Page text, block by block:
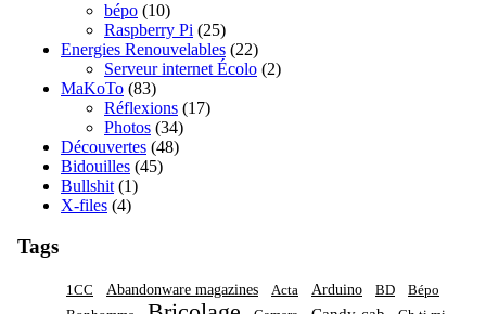
bépo (10)
Raspberry Pi (25)
Energies Renouvelables (22)
Serveur internet Écolo (2)
MaKoTo (83)
Réflexions (17)
Photos (34)
Découvertes (48)
Bidouilles (45)
Bullshit (1)
X-files (4)
Tags
1CC Abandonware magazines Acta Arduino BD
Bépo